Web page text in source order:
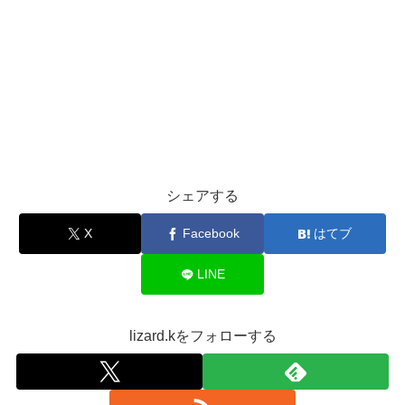
シェアする
X Facebook はてブ
LINE
lizard.kをフォローする